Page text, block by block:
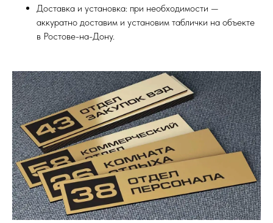
Доставка и установка: при необходимости —
аккуратно доставим и установим таблички на объекте
в Ростове-на-Дону.